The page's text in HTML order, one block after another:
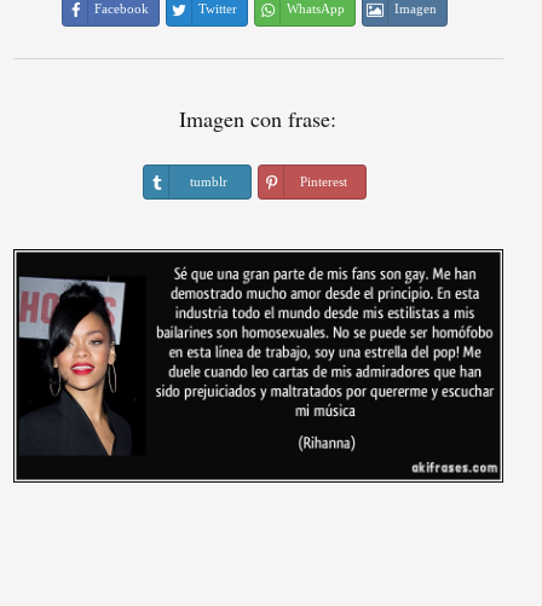
Facebook Twitter WhatsApp Imagen
Imagen con frase:
tumblr Pinterest